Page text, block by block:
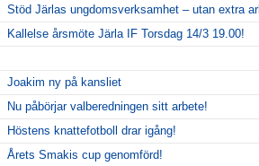
Stöd Järlas ungdomsverksamhet – utan extra
Kallelse årsmöte Järla IF Torsdag 14/3 19.00!
Joakim ny på kansliet
Nu påbörjar valberedningen sitt arbete!
Höstens knattefotboll drar igång!
Årets Smakis cup genomförd!